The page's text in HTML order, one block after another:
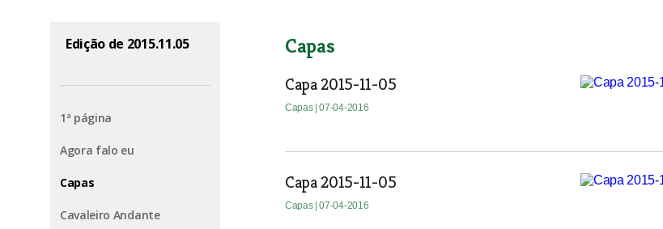
Edição de 2015.11.05
1ª página
Agora falo eu
Capas
Cavaleiro Andante
Capas
Capa 2015-11-05
Capas | 07-04-2016
Capa 2015-11-05
Capas | 07-04-2016